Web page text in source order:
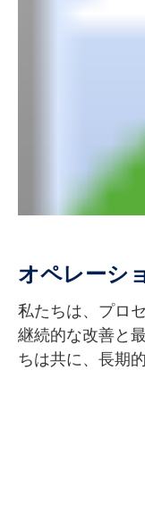
オペレーシ
私たちは、プロ
継続的な改善と
ちは共に、長期